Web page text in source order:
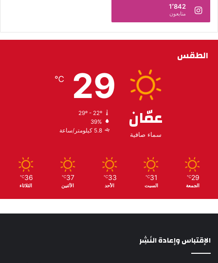
1٬842
متابعون
الطقس
عمّان
سماء صافية
29
℃
29º - 22º
39%
5.8 كيلومتر/ساعة
29
℃
الجمعة
31
℃
السبت
33
℃
الأحد
37
℃
الأثنين
36
℃
الثلاثاء
الإقتباس وإعادة النَشِر